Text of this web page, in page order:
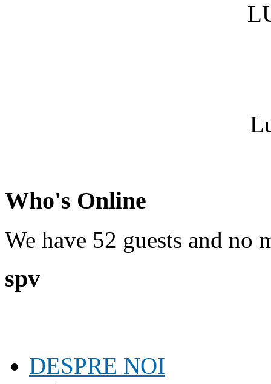
Who's Online
We have 52 guests and no
spv
DESPRE NOI